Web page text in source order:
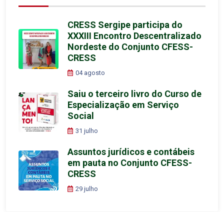
CRESS Sergipe participa do
XXXIII Encontro Descentralizado
Nordeste do Conjunto CFESS-
CRESS
04 agosto
Saiu o terceiro livro do Curso de
Especialização em Serviço
Social
31 julho
Assuntos jurídicos e contábeis
em pauta no Conjunto CFESS-
CRESS
29 julho